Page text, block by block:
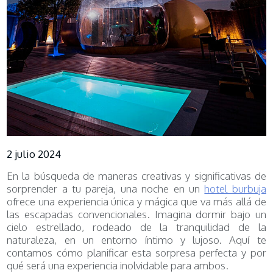
2 julio 2024
En la búsqueda de maneras creativas y significativas de
sorprender a tu pareja, una noche en un hotel burbuja
ofrece una experiencia única y mágica que va más allá de
las escapadas convencionales. Imagina dormir bajo un
cielo estrellado, rodeado de la tranquilidad de la
naturaleza, en un entorno íntimo y lujoso. Aquí te
contamos cómo planificar esta sorpresa perfecta y por
qué será una experiencia inolvidable para ambos.